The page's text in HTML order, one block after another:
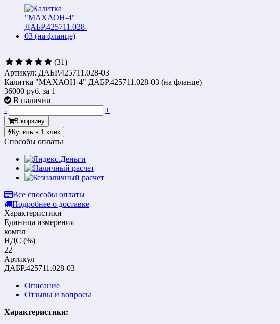
(31)
Артикул: ДАБР.425711.028-03
Калитка "МАХАОН-4" ДАБР.425711.028-03 (на фланце)
36000 руб. за 1
В наличии
-
+
В корзину
Купить в 1 клик
Способы оплаты
Все способы оплаты
Подробнее о доставке
Характеристики
Единица измерения
компл
НДС (%)
22
Артикул
ДАБР.425711.028-03
Описание
Отзывы и вопросы
Характеристики: